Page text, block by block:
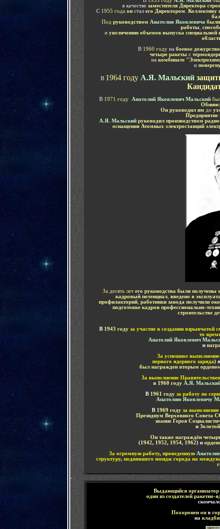
в качестве заместителя Директора
С 1955 года он стал его Директором
Коллективу
Под руководством Анатолия Яковлевича были
работы,
и увеличению объемов выпуска специальной
В 1960 году на боевое дежурство
четыре ракеты с
на комбинате
и
В 1964 году А.Я. Мальский
В 1971 году Анатолий Яковлевич Мальский
Он руководил им до
Предприятие
А.Я. Мальский руководил производством
оснащения Атомных электростанций
За десять лет его руководства были получены
кадровый потенциал, введено в
профилакторий, работники завода получили
подготовке кадров профессионально-
строительстве
В 1943 году за участие в создании взрывчатой
то
Анатолий Яковлевич
и
За успешное выполнение
первого ядерного заряда) в
был награжден вторым
За выполнение
в 1960 году А.Я.
В 1961 году за работу по
Анатолию Яковлевичу
В 1969 году за
Президиум Верховного Совета
звание Героя
и
Он также награждён
(1942, 1952, 1954, 1962) и
За огромную работу, проведенную
структуру, поднявшего имидж города на
-
Выдающийся
один из создателей ракетно-
Похоронен онв
на